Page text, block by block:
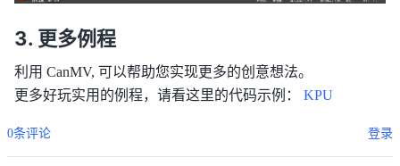
更多例程
利用 CanMV, 可以帮助您实现更多的创意想法。
更多好玩实用的例程，请看这里的代码示例： KPU
0条评论 登录